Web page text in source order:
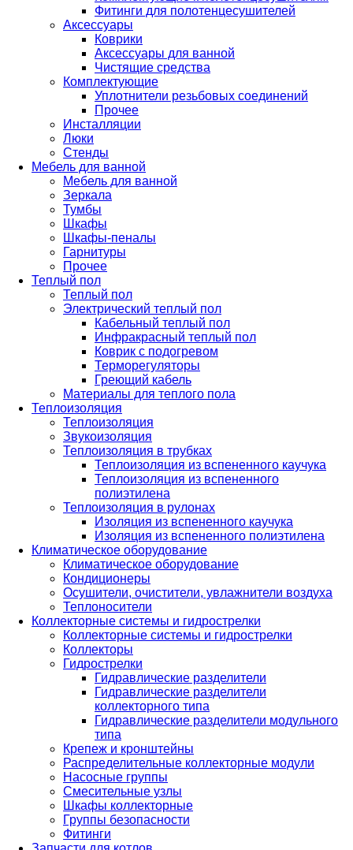
Фитинги для полотенцесушителей
Аксессуары
Коврики
Аксессуары для ванной
Чистящие средства
Комплектующие
Уплотнители резьбовых соединений
Прочее
Инсталляции
Люки
Стенды
Мебель для ванной
Мебель для ванной
Зеркала
Тумбы
Шкафы
Шкафы-пеналы
Гарнитуры
Прочее
Теплый пол
Теплый пол
Электрический теплый пол
Кабельный теплый пол
Инфракрасный теплый пол
Коврик с подогревом
Терморегуляторы
Греющий кабель
Материалы для теплого пола
Теплоизоляция
Теплоизоляция
Звукоизоляция
Теплоизоляция в трубках
Теплоизоляция из вспененного каучука
Теплоизоляция из вспененного
полиэтилена
Теплоизоляция в рулонах
Изоляция из вспененного каучука
Изоляция из вспененного полиэтилена
Климатическое оборудование
Климатическое оборудование
Кондиционеры
Осушители, очистители, увлажнители воздуха
Теплоносители
Коллекторные системы и гидрострелки
Коллекторные системы и гидрострелки
Коллекторы
Гидрострелки
Гидравлические разделители
Гидравлические разделители
коллекторного типа
Гидравлические разделители модульного
типа
Крепеж и кронштейны
Распределительные коллекторные модули
Насосные группы
Смесительные узлы
Шкафы коллекторные
Группы безопасности
Фитинги